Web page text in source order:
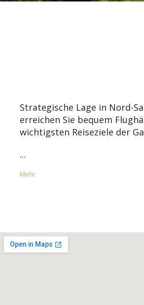
Strategische Lage in Nord-
erreichen Sie bequem
wichtigsten Reiseziele der
...
Mehr